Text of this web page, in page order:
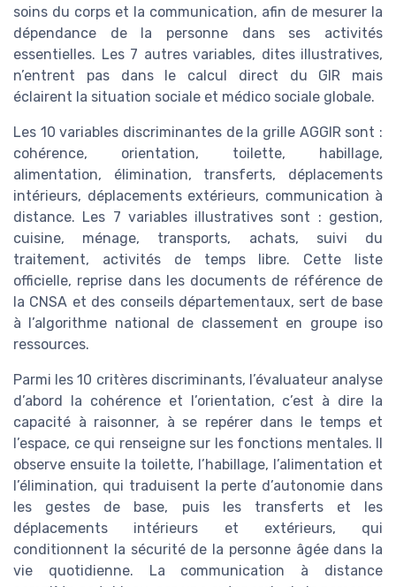
soins du corps et la communication, afin de mesurer la
dépendance de la personne dans ses activités
essentielles. Les 7 autres variables, dites illustratives,
n’entrent pas dans le calcul direct du GIR mais
éclairent la situation sociale et médico sociale globale.
Les 10 variables discriminantes de la grille AGGIR sont :
cohérence, orientation, toilette, habillage,
alimentation, élimination, transferts, déplacements
intérieurs, déplacements extérieurs, communication à
distance. Les 7 variables illustratives sont : gestion,
cuisine, ménage, transports, achats, suivi du
traitement, activités de temps libre. Cette liste
officielle, reprise dans les documents de référence de
la CNSA et des conseils départementaux, sert de base
à l’algorithme national de classement en groupe iso
ressources.
Parmi les 10 critères discriminants, l’évaluateur analyse
d’abord la cohérence et l’orientation, c’est à dire la
capacité à raisonner, à se repérer dans le temps et
l’espace, ce qui renseigne sur les fonctions mentales. Il
observe ensuite la toilette, l’habillage, l’alimentation et
l’élimination, qui traduisent la perte d’autonomie dans
les gestes de base, puis les transferts et les
déplacements intérieurs et extérieurs, qui
conditionnent la sécurité de la personne âgée dans la
vie quotidienne. La communication à distance